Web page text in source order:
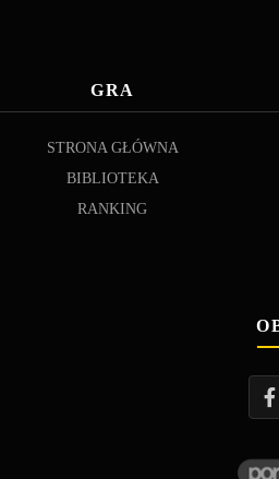
GRA
STRONA GŁÓWNA
BIBLIOTEKA
RANKING